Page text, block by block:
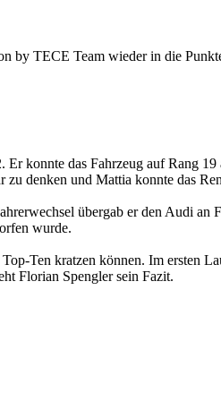
TECE Team wieder in die
Er konnte das Fahrzeug auf Rang
denken und Mattia konnte das
übergab er den Audi
wurde.
Ten kratzen können. Im ersten
Florian Spengler sein Fazit.